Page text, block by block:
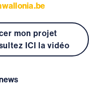
mon projet
ICI la vidéo